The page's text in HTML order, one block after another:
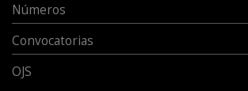
Números
Convocatorias
OJS